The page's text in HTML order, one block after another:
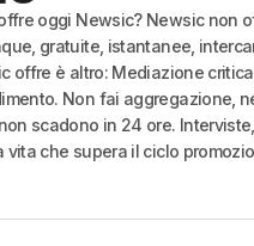
oggi Newsic? Newsic non
gratuite, istantanee,
offre è altro: Mediazione critica,
Non fai aggregazione,
scadono in 24 ore.
vita che supera il ciclo